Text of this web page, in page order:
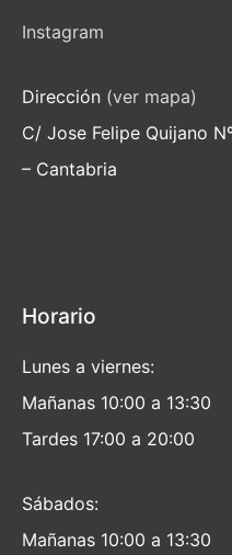
Instagram
Dirección (ver mapa)
C/ Jose Felipe Quijano
– Cantabria
Horario
Lunes a viernes:
Mañanas 10:00 a 13:30
Tardes 17:00 a 20:00
Sábados:
Mañanas 10:00 a 13:30